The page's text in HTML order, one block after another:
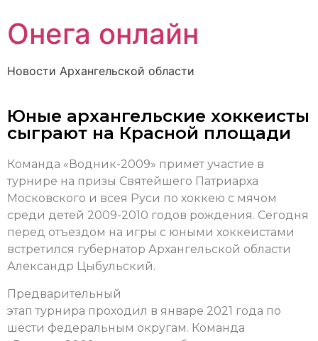
Онега онлайн
Новости Архангельской области
Юные архангельские хоккеисты
сыграют на Красной площади
Команда «Водник-2009» примет участие в
турнире на призы Святейшего Патриарха
Московского и всея Руси по хоккею с мячом
среди детей 2009-2010 годов рождения. Сегодня
перед отъездом на игры с юными хоккеистами
встретился губернатор Архангельской области
Александр Цыбульский.
Предварительный
этап турнира проходил в январе 2021 года по
шести федеральным округам. Команда